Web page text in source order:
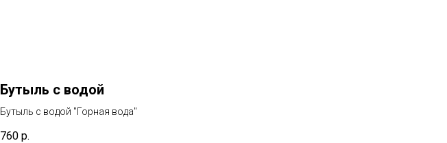
Бутыль с водой
Бутыль с водой "Горная вода"
760 р.